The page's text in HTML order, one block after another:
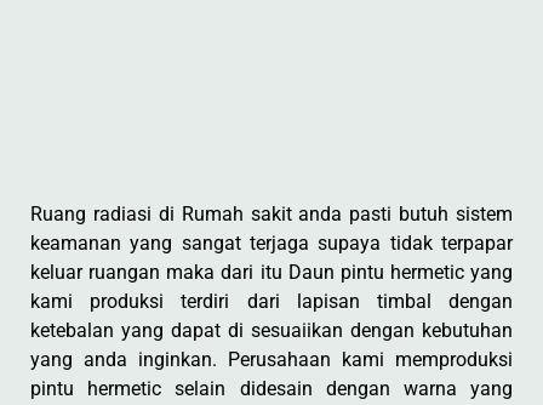
Ruang radiasi di Rumah sakit anda pasti butuh sistem
keamanan yang sangat terjaga supaya tidak terpapar
keluar ruangan maka dari itu Daun pintu hermetic yang
kami produksi terdiri dari lapisan timbal dengan
ketebalan yang dapat di sesuaiikan dengan kebutuhan
yang anda inginkan. Perusahaan kami memproduksi
pintu hermetic selain didesain dengan warna yang